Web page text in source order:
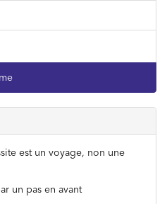
est un voyage, non une
un pas en avant